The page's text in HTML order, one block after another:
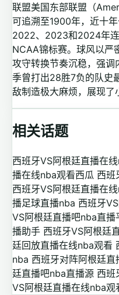
联盟美国东部联盟（
可追溯至1900年，近十
2022、2023和2024年
NCAA锦标赛。球风以严
攻守转换节奏沉稳，强
季曾打出28胜7负的队史
敌制造极大麻烦，展现了
相关话题
西班牙VS阿根廷直播在
播在线nba观看西瓜 西班
西班牙VS阿根廷直播在
播足球直播nba 西班牙
VS阿根廷直播吧nba直播
播助手 西班牙VS阿根廷
廷回放直播在线nba观看
nba 西班牙对阵阿根廷
廷直播吧nba直播源 西班
VS阿根廷直播在线nba观